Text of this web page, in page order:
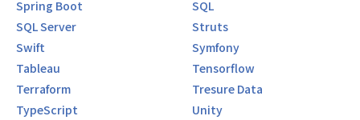
Spring Boot
SQL
SQL Server
Struts
Swift
Symfony
Tableau
Tensorflow
Terraform
Tresure Data
TypeScript
Unity